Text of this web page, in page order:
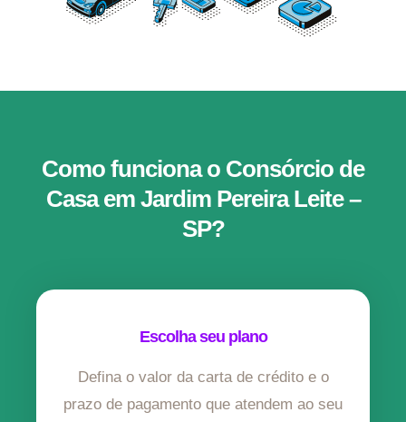
Como funciona o Consórcio de
Casa em Jardim Pereira Leite –
SP?
Escolha seu plano
Defina o valor da carta de crédito e o
prazo de pagamento que atendem ao seu